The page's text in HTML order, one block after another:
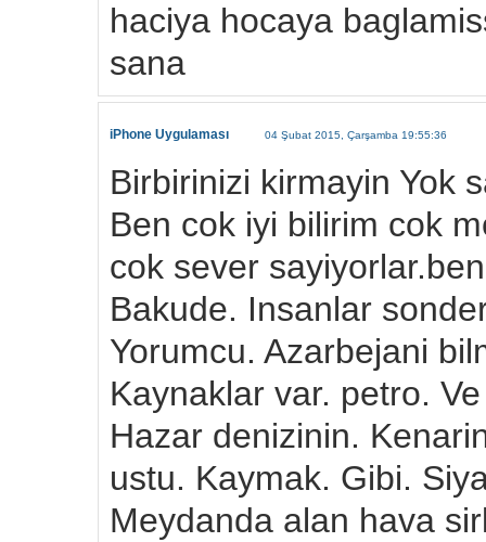
haciya hocaya
sana
iPhone Uygulaması 04 Şubat 2015, Çarşamba 19:55:36
Birbirinizi kirmayin Yok
Ben cok iyi bilirim cok
cok sever
Bakude. Insanlar
Yorumcu. Azarbejani
Kaynaklar var. petro.
Hazar denizinin.
ustu. Kaymak. Gibi.
Meydanda alan hava